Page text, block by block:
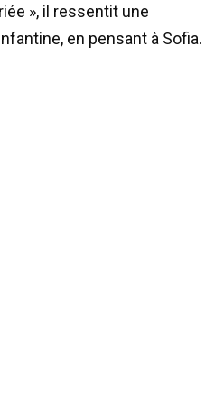
», il ressentit une
en pensant à Sofia.